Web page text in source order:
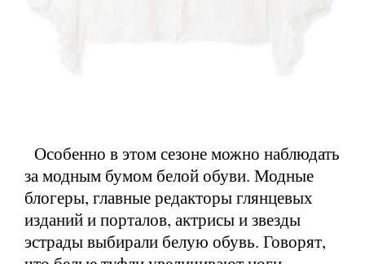
Особенно в этом сезоне можно наблюдать
за модным бумом белой обуви. Модные
блогеры, главные редакторы глянцевых
изданий и порталов, актрисы и звезды
эстрады выбирали белую обувь. Говорят,